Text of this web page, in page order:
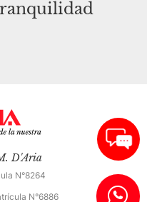
D'Aria
N°8264
N°6886